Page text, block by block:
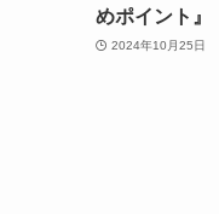
めポイント』
2024年10月25日